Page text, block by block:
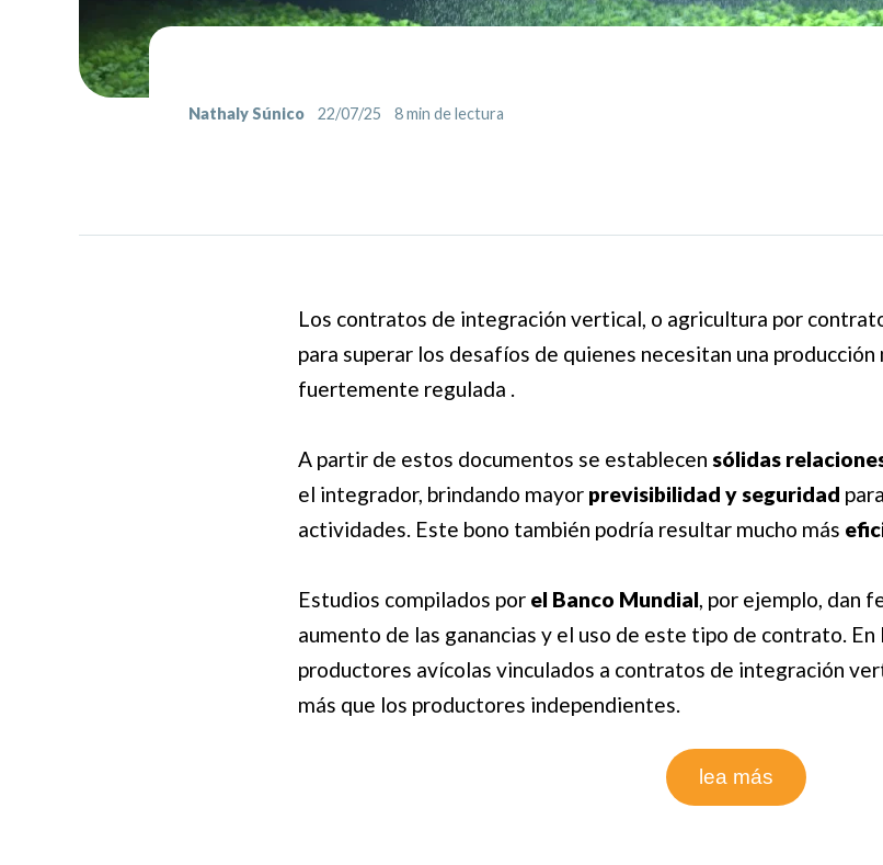
Nathaly Súnico 22/07/25 8min de lectura
Los contratos de integración vertical, o agricultura por
para superar los desafíos de quienes necesitan una
fuertemente regulada .
A partir de estos documentos se establecen sólidas
el integrador, brindando mayor previsibilidad y seguridad
actividades. Este bono también podría resultar mucho más
Estudios compilados por el Banco Mundial, por ejemplo, dan
aumento de las ganancias y el uso de este tipo de contrato. En
productores avícolas vinculados a contratos de integración
más que los productores independientes.
lea más